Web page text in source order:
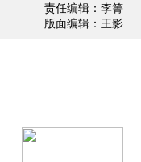
责任编辑：李箐
版面编辑：王影